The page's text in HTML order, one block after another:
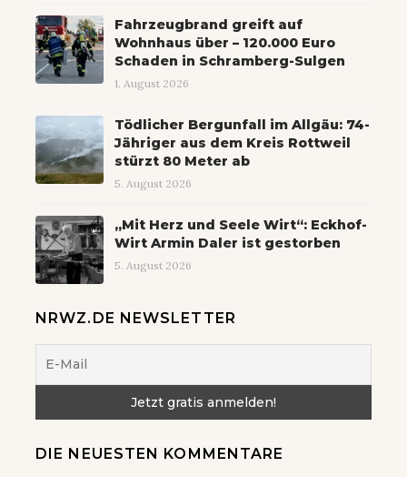
Fahrzeugbrand greift auf
Wohnhaus über – 120.000 Euro
Schaden in Schramberg-Sulgen
1. August 2026
Tödlicher Bergunfall im Allgäu: 74-
Jähriger aus dem Kreis Rottweil
stürzt 80 Meter ab
5. August 2026
„Mit Herz und Seele Wirt“: Eckhof-
Wirt Armin Daler ist gestorben
5. August 2026
NRWZ.DE NEWSLETTER
DIE NEUESTEN KOMMENTARE